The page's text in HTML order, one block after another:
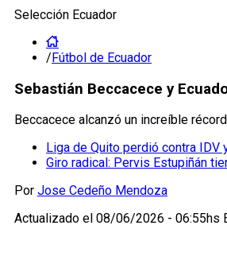
Selección Ecuador
/Fútbol de Ecuador
Sebastián Beccacece y
Beccacece alcanzó un increíble
Liga de Quito perdió contra IDV
Giro radical: Pervis Estupiñán
Por Jose Cedeño Mendoza
Actualizado el 08/06/2026 - 06:55hs